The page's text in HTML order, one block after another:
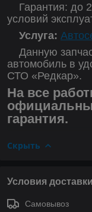
Гарантия: до
условий
Услуга:
Данную
автомобиль в
СТО «Редкар».
На все
гарантия.
Скрыть
Условия доставки
Самовывоз